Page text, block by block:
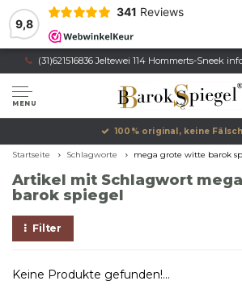
9,8
341 Reviews
(31)621516836 Jeltewei 114 Hommerts-Sneek
MENU
100% original, keine
Startseite Schlagworte mega grote witte barok
Artikel mit Schlagwort
barok spiegel
Filter
Keine Produkte gefunden!...